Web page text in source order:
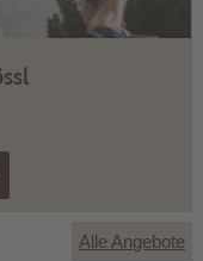
Alle Angebote